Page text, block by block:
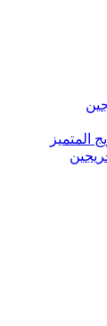
المتميز